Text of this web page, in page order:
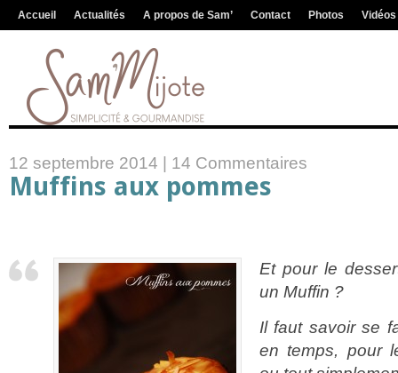
Accueil Actualités A propos de Sam’ Contact Photos Vidéos
12 septembre 2014 | 14 Commentaires
Muffins aux pommes
Et pour le
un Muffin ?
Il faut savoir se
en temps, pour